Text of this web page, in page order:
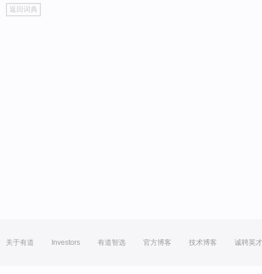
top
返回词典
关于有道 Investors 有道智选 官方博客 技术博客 诚聘英才